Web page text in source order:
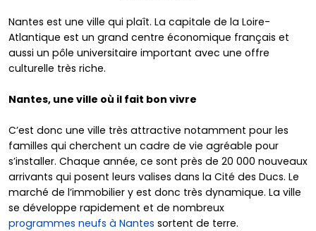
Nantes est une ville qui plaît. La capitale de la Loire-
Atlantique est un grand centre économique français et
aussi un pôle universitaire important avec une offre
culturelle très riche.
Nantes, une ville où il fait bon vivre
C’est donc une ville très attractive notamment pour les
familles qui cherchent un cadre de vie agréable pour
s’installer. Chaque année, ce sont près de 20 000 nouveaux
arrivants qui posent leurs valises dans la Cité des Ducs. Le
marché de l’immobilier y est donc très dynamique. La ville
se développe rapidement et de nombreux
programmes neufs à Nantes sortent de terre.